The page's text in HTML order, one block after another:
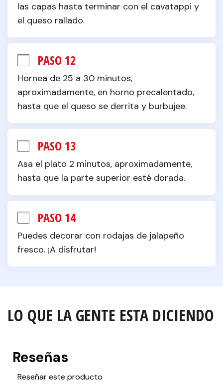
las capas hasta terminar con el cavatappi y
el queso rallado.
PASO 12
Hornea de 25 a 30 minutos,
aproximadamente, en horno precalentado,
hasta que el queso se derrita y burbujee.
PASO 13
Asa el plato 2 minutos, aproximadamente,
hasta que la parte superior esté dorada.
PASO 14
Puedes decorar con rodajas de jalapeño
fresco. ¡A disfrutar!
LO QUE LA GENTE ESTA DICIENDO